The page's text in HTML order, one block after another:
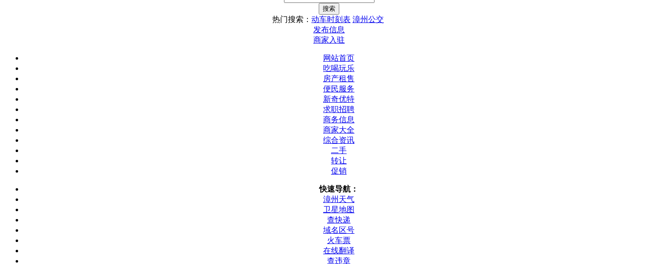
热门搜索： 动车时刻表 漳州公交
发布信息
商家入驻
网站首页
吃喝玩乐
房产租售
便民服务
新奇优特
求职招聘
商务信息
商家大全
综合资讯
二手
转让
促销
快速导航：
漳州天气
卫星地图
查快递
域名区号
火车票
在线翻译
查违章